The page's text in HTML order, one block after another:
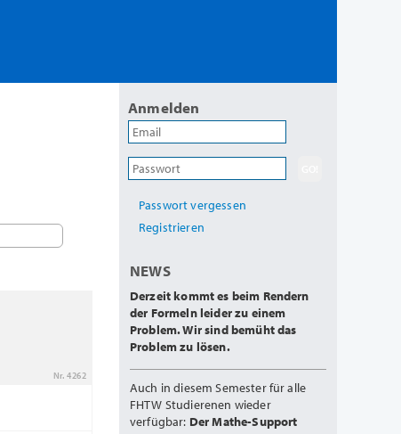
Nr. 4262
Anmelden
Passwort vergessen
Registrieren
NEWS
Derzeit kommt es beim Rendern
der Formeln leider zu einem
Problem. Wir sind bemüht das
Problem zu lösen.
Auch in diesem Semester für alle
FHTW Studierenen wieder
verfügbar: Der Mathe-Support